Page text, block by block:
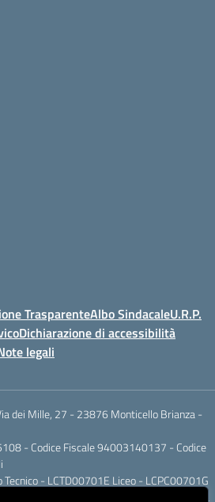
TrasparenteAlbo SindacaleU.R.P.
Dichiarazione di accessibilità
legali
dei Mille, 27 - 23876 Monticello Brianza -
- Codice Fiscale 94003140137 - Codice
- LCTD00701E Liceo - LCPC00701G
Posta elettronica